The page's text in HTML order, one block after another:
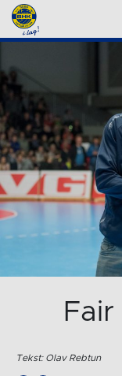
Tekst: Olav Rebtun